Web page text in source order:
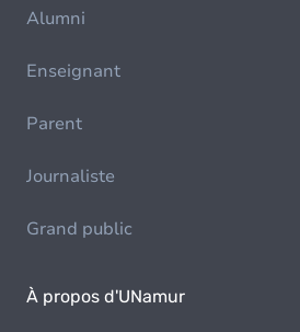
Alumni
Enseignant
Parent
Journaliste
Grand public
À propos d'UNamur